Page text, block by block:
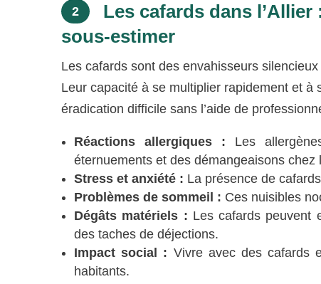
2
Les cafards dans
sous-estimer
Les cafards sont des envahisseurs
Leur capacité à se multiplier rapidement et
éradication difficile sans l’aide de
Réactions allergiques : Les
éternuements et des démangeaisons chez
Stress et anxiété : La présence de
Problèmes de sommeil : Ces nuisibles
Dégâts matériels : Les cafards peuvent
des taches de déjections.
Impact social : Vivre avec des cafards
habitants.